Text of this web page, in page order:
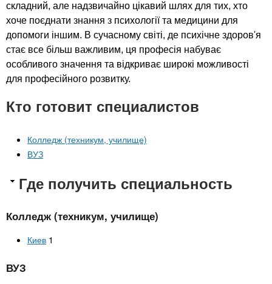
складний, але надзвичайно цікавий шлях для тих, хто
хоче поєднати знання з психології та медицини для
допомоги іншим. В сучасному світі, де психічне здоров'я
стає все більш важливим, ця професія набуває
особливого значення та відкриває широкі можливості
для професійного розвитку.
Кто готовит специалистов
Колледж (техникум, училище)
ВУЗ
Где получить специальность
Колледж (техникум, училище)
Киев 1
ВУЗ